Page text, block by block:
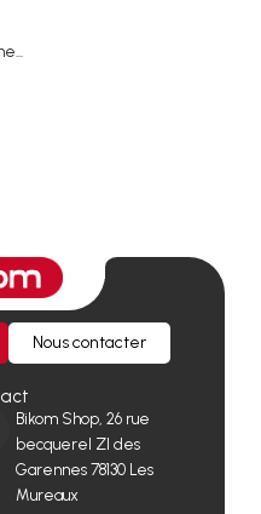
Nous contacter
Bikom Shop, 26 rue
becquerel ZI des
Garennes 78130 Les
Mureaux